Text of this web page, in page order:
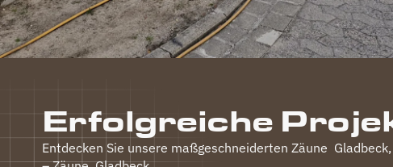
Erfolgreiche
Entdecken Sie unsere maßgeschneiderten Zäune Gladbeck